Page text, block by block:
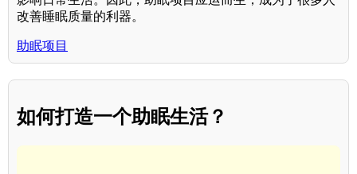
改善睡眠质量的利器。
助眠项目
如何打造一个助眠生活？